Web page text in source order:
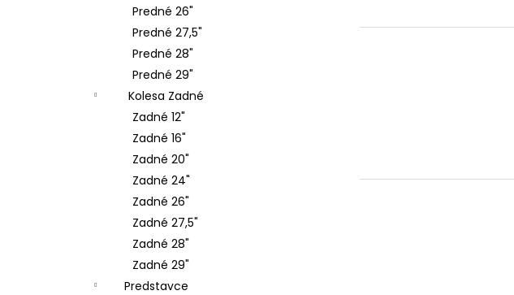
Predné 26"
Predné 27,5"
Predné 28"
Predné 29"
Kolesa Zadné
Zadné 12"
Zadné 16"
Zadné 20"
Zadné 24"
Zadné 26"
Zadné 27,5"
Zadné 28"
Zadné 29"
Predstavce